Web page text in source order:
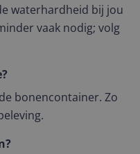
waterhardheid bij jou
vaak nodig; volg
bonencontainer. Zo